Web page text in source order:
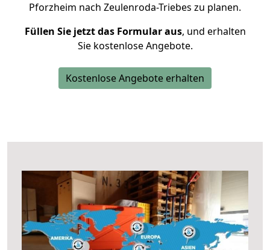
Pforzheim nach Zeulenroda-Triebes zu planen.
Füllen Sie jetzt das Formular aus, und erhalten
Sie kostenlose Angebote.
Kostenlose Angebote erhalten